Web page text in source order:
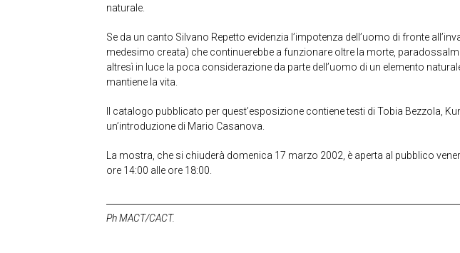
naturale.
Se da un canto Silvano Repetto evidenzia l’impotenza dell’uomo di fronte
medesimo creata) che continuerebbe a funzionare oltre la morte,
altresì in luce la poca considerazione da parte dell’uomo di un elemento
mantiene la vita.
Il catalogo pubblicato per quest’esposizione contiene testi di Tobia Bezzola,
un’introduzione di Mario Casanova.
La mostra, che si chiuderà domenica 17 marzo 2002, è aperta al pubblico
ore 14:00 alle ore 18:00.
Ph MACT/CACT.